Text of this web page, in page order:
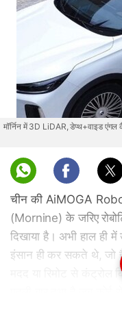
मॉर्निन में 3D LiDAR, डेप्थ+वाइड
चीन की AiMOGA
(Mornine) के जरिए
दिखाया है। अभी हाल ही
इंसान ही कर सकते थे, जो
मदद या रिमोट से कंट्रोल